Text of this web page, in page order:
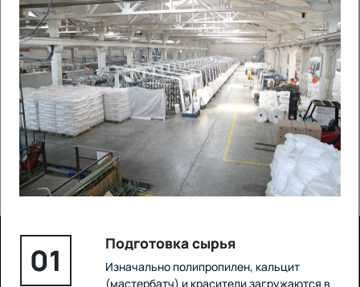
01 Подготовка сырья
Изначально полипропилен, кальцит
(мастербатч) и красители загружаются в